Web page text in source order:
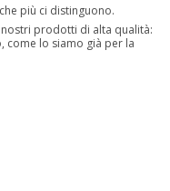
più ci distinguono.
prodotti di alta qualità:
come lo siamo già per la